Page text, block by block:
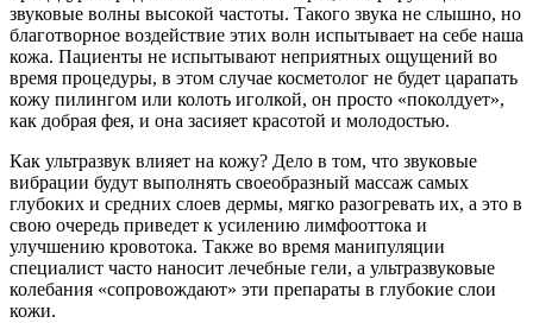
звуковые волны высокой частоты. Такого звука не слышно, но
благотворное воздействие этих волн испытывает на себе наша
кожа. Пациенты не испытывают неприятных ощущений во
время процедуры, в этом случае косметолог не будет царапать
кожу пилингом или колоть иголкой, он просто «поколдует»,
как добрая фея, и она засияет красотой и молодостью.
Как ультразвук влияет на кожу? Дело в том, что звуковые
вибрации будут выполнять своеобразный массаж самых
глубоких и средних слоев дермы, мягко разогревать их, а это в
свою очередь приведет к усилению лимфооттока и
улучшению кровотока. Также во время манипуляции
специалист часто наносит лечебные гели, а ультразвуковые
колебания «сопровождают» эти препараты в глубокие слои
кожи.